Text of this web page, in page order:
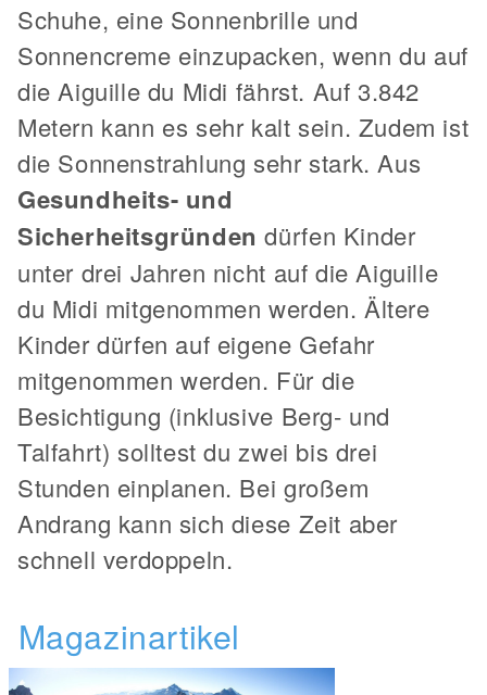
Schuhe, eine Sonnenbrille und
Sonnencreme einzupacken, wenn du auf
die Aiguille du Midi fährst. Auf 3.842
Metern kann es sehr kalt sein. Zudem ist
die Sonnenstrahlung sehr stark. Aus
Gesundheits- und
Sicherheitsgründen dürfen Kinder
unter drei Jahren nicht auf die Aiguille
du Midi mitgenommen werden. Ältere
Kinder dürfen auf eigene Gefahr
mitgenommen werden. Für die
Besichtigung (inklusive Berg- und
Talfahrt) solltest du zwei bis drei
Stunden einplanen. Bei großem
Andrang kann sich diese Zeit aber
schnell verdoppeln.
Magazinartikel